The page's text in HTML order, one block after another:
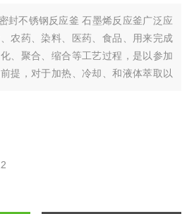
封不锈钢反应釜 石墨烯反应釜广泛应
农药、染料、医药、食品、用来完成
、聚合、缩合等工艺过程，是以参加
提，对于加热、冷却、和液体萃取以
行业理想的所需设备。